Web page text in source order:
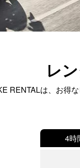
レ
RENTALは、 お得
4時